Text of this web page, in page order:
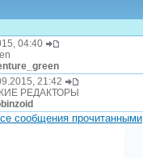
04:40
21:42
РЕДАКТОРЫ
сообщения прочитанными